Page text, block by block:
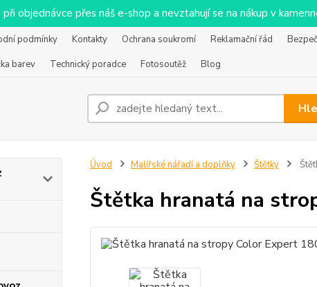
objednávce přes náš e-shop a nevztahují se na nákup v
podmínky Kontakty Ochrana soukromí Reklamační řád
barev Technický poradce Fotosoutěž Blog
Úvod Malířské nářadí a doplňky Štětky
Štětka hranatá na